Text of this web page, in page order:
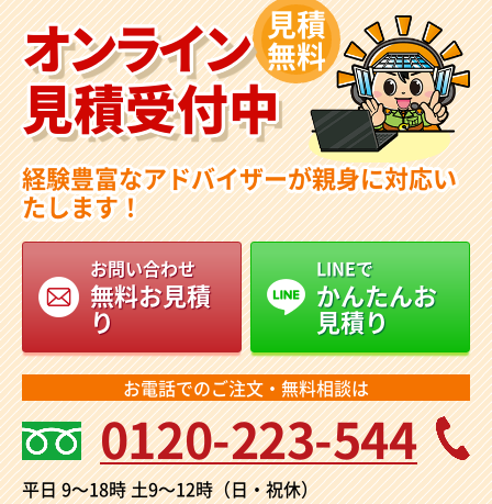
オンライン
見積受付中
見積
無料
経験豊富なアドバイザーが親身に対応い
たします！
お問い合わせ
無料お見積
り
LINEで
かんたんお
見積り
お電話でのご注文・無料相談は
0120-223-544
平日 9～18時土9～12時（日・祝休）